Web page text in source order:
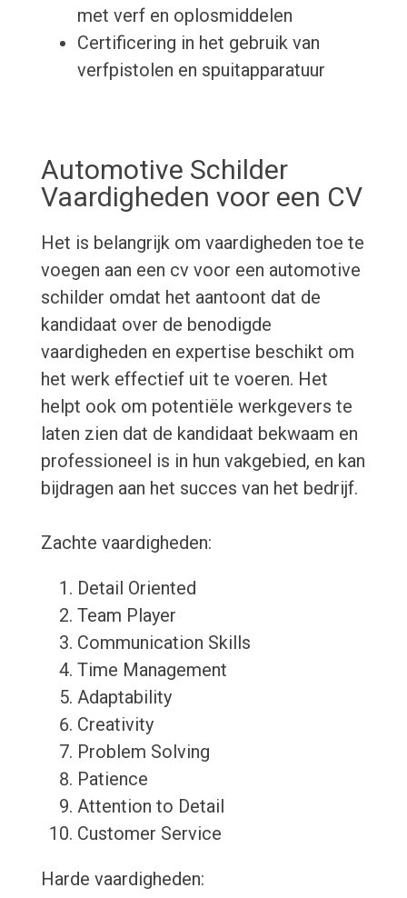
met verf en oplosmiddelen
Certificering in het gebruik van
verfpistolen en spuitapparatuur
Automotive Schilder
Vaardigheden voor een CV
Het is belangrijk om vaardigheden toe te
voegen aan een cv voor een automotive
schilder omdat het aantoont dat de
kandidaat over de benodigde
vaardigheden en expertise beschikt om
het werk effectief uit te voeren. Het
helpt ook om potentiële werkgevers te
laten zien dat de kandidaat bekwaam en
professioneel is in hun vakgebied, en kan
bijdragen aan het succes van het bedrijf.
Zachte vaardigheden:
Detail Oriented
Team Player
Communication Skills
Time Management
Adaptability
Creativity
Problem Solving
Patience
Attention to Detail
Customer Service
Harde vaardigheden: